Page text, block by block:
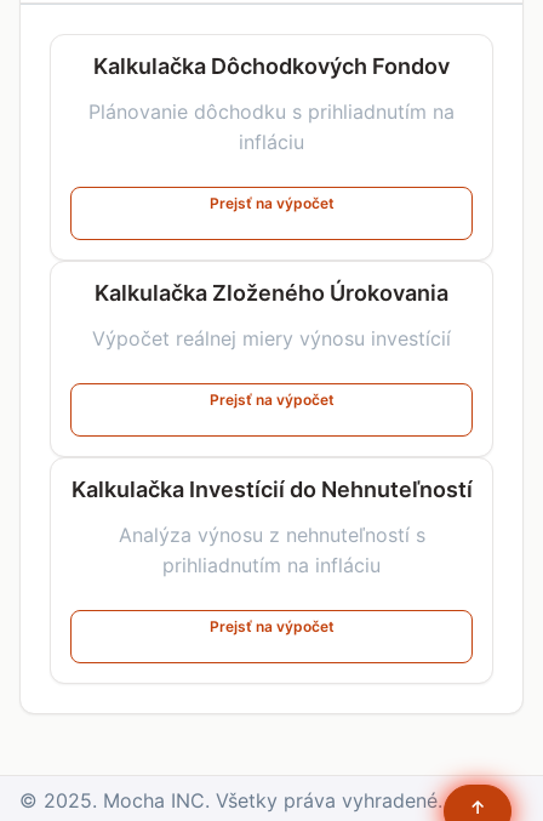
Kalkulačka Dôchodkových Fondov
Plánovanie dôchodku s prihliadnutím na
infláciu
Prejsť na výpočet
Kalkulačka Zloženého Úrokovania
Výpočet reálnej miery výnosu investícií
Prejsť na výpočet
Kalkulačka Investícií do Nehnuteľností
Analýza výnosu z nehnuteľností s
prihliadnutím na infláciu
Prejsť na výpočet
© 2025. Mocha INC. Všetky práva vyhradené. ↑